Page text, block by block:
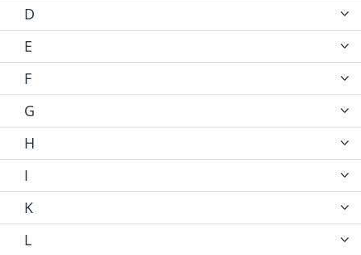
D
E
F
G
H
I
K
L